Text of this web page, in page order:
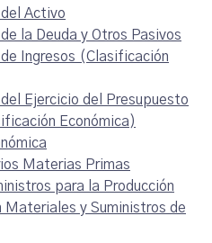
Activo
la Deuda y Otros Pasivos
Ingresos (Clasificación
Ejercicio del Presupuesto
Económica)
Materias Primas
para la Producción
Materiales y Suministros de